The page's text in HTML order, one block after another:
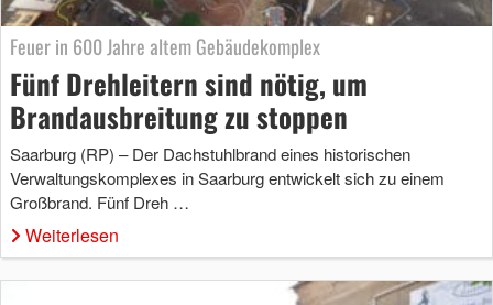
Feuer in 600 Jahre altem Gebäudekomplex
Fünf Drehleitern sind nötig, um
Brandausbreitung zu stoppen
Saarburg (RP) – Der Dachstuhlbrand eines historischen
Verwaltungskomplexes in Saarburg entwickelt sich zu einem
Großbrand. Fünf Dreh …
Weiterlesen